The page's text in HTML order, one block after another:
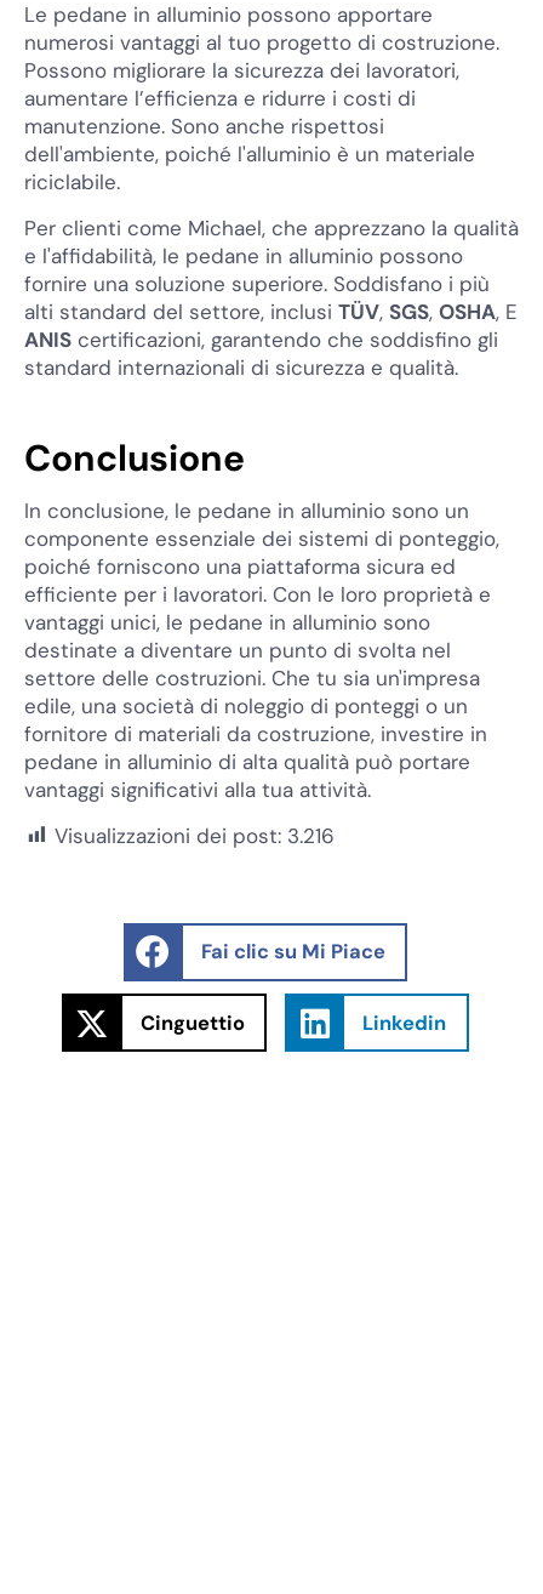
Le pedane in alluminio possono apportare
numerosi vantaggi al tuo progetto di costruzione.
Possono migliorare la sicurezza dei lavoratori,
aumentare l’efficienza e ridurre i costi di
manutenzione. Sono anche rispettosi
dell'ambiente, poiché l'alluminio è un materiale
riciclabile.
Per clienti come Michael, che apprezzano la qualità
e l'affidabilità, le pedane in alluminio possono
fornire una soluzione superiore. Soddisfano i più
alti standard del settore, inclusi TÜV, SGS, OSHA, E
ANIS certificazioni, garantendo che soddisfino gli
standard internazionali di sicurezza e qualità.
Conclusione
In conclusione, le pedane in alluminio sono un
componente essenziale dei sistemi di ponteggio,
poiché forniscono una piattaforma sicura ed
efficiente per i lavoratori. Con le loro proprietà e
vantaggi unici, le pedane in alluminio sono
destinate a diventare un punto di svolta nel
settore delle costruzioni. Che tu sia un'impresa
edile, una società di noleggio di ponteggi o un
fornitore di materiali da costruzione, investire in
pedane in alluminio di alta qualità può portare
vantaggi significativi alla tua attività.
Visualizzazioni dei post: 3.216
Fai clic su Mi Piace
Cinguettio Linkedin